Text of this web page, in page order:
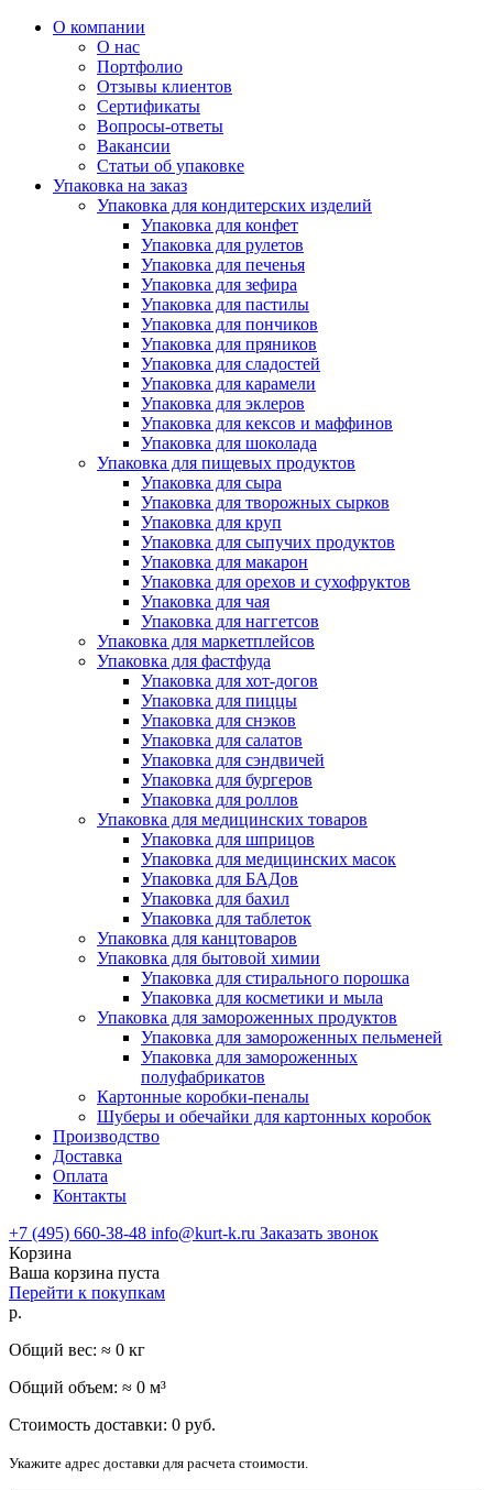
О компании
О нас
Портфолио
Отзывы клиентов
Сертификаты
Вопросы-ответы
Вакансии
Статьи об упаковке
Упаковка на заказ
Упаковка для кондитерских изделий
Упаковка для конфет
Упаковка для рулетов
Упаковка для печенья
Упаковка для зефира
Упаковка для пастилы
Упаковка для пончиков
Упаковка для пряников
Упаковка для сладостей
Упаковка для карамели
Упаковка для эклеров
Упаковка для кексов и маффинов
Упаковка для шоколада
Упаковка для пищевых продуктов
Упаковка для сыра
Упаковка для творожных сырков
Упаковка для круп
Упаковка для сыпучих продуктов
Упаковка для макарон
Упаковка для орехов и сухофруктов
Упаковка для чая
Упаковка для наггетсов
Упаковка для маркетплейсов
Упаковка для фастфуда
Упаковка для хот-догов
Упаковка для пиццы
Упаковка для снэков
Упаковка для салатов
Упаковка для сэндвичей
Упаковка для бургеров
Упаковка для роллов
Упаковка для медицинских товаров
Упаковка для шприцов
Упаковка для медицинских масок
Упаковка для БАДов
Упаковка для бахил
Упаковка для таблеток
Упаковка для канцтоваров
Упаковка для бытовой химии
Упаковка для стирального порошка
Упаковка для косметики и мыла
Упаковка для замороженных продуктов
Упаковка для замороженных пельменей
Упаковка для замороженных
полуфабрикатов
Картонные коробки-пеналы
Шуберы и обечайки для картонных коробок
Производство
Доставка
Оплата
Контакты
+7 (495) 660-38-48 info@kurt-k.ru Заказать звонок
Корзина
Ваша корзина пуста
Перейти к покупкам
р.
Общий вес: ≈ 0 кг
Общий объем: ≈ 0 м³
Стоимость доставки: 0 руб.
Укажите адрес доставки для расчета стоимости.